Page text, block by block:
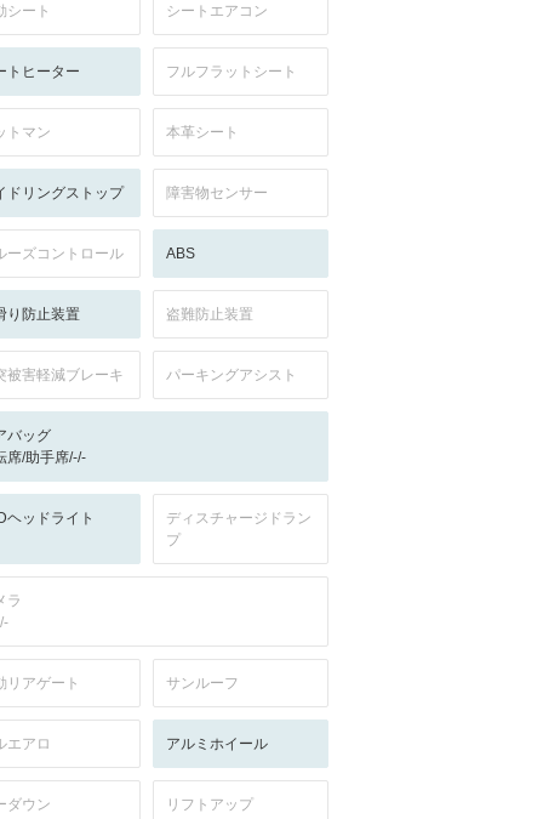
シート シートエアコン
トヒーター フルフラットシート
トマン 本革シート
ドリングストップ 障害物センサー
ーズコントロール ABS
り防止装置 盗難防止装置
被害軽減ブレーキ パーキングアシスト
バッグ
席/助手席/-/-
ヘッドライト
ディスチャージドラン
プ
ラ
リアゲート サンルーフ
エアロ アルミホイール
ダウン リフトアップ